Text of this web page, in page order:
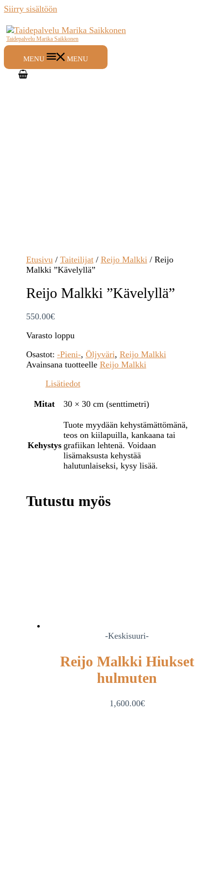
Siirry sisältöön
Taidepalvelu Marika Saikkonen
MENU MENU
Etusivu/ Taiteilijat/ Reijo Malkki/ Reijo
Malkki ”Kävelyllä”
Reijo Malkki ”Kävelyllä”
550.00€
Varasto loppu
Osastot: -Pieni-, Öljyväri, Reijo Malkki
Avainsana tuotteelle Reijo Malkki
Lisätiedot
Mitat 30 × 30 cm (senttimetri)
Kehystys
Tuote myydään kehystämättömänä,
teos on kiilapuilla, kankaana tai
grafiikan lehtenä. Voidaan
lisämaksusta kehystää
halutunlaiseksi, kysy lisää.
Tutustu myös
-Keskisuuri-
Reijo Malkki Hiukset
hulmuten
1,600.00€